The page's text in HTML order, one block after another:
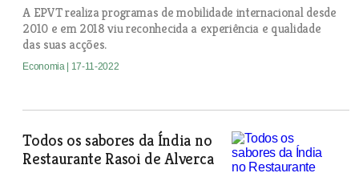
A EPVT realiza programas de mobilidade internacional desde
2010 e em 2018 viu reconhecida a experiência e qualidade
das suas acções.
Economia | 17-11-2022
Todos os sabores da Índia no
Restaurante Rasoi de Alverca